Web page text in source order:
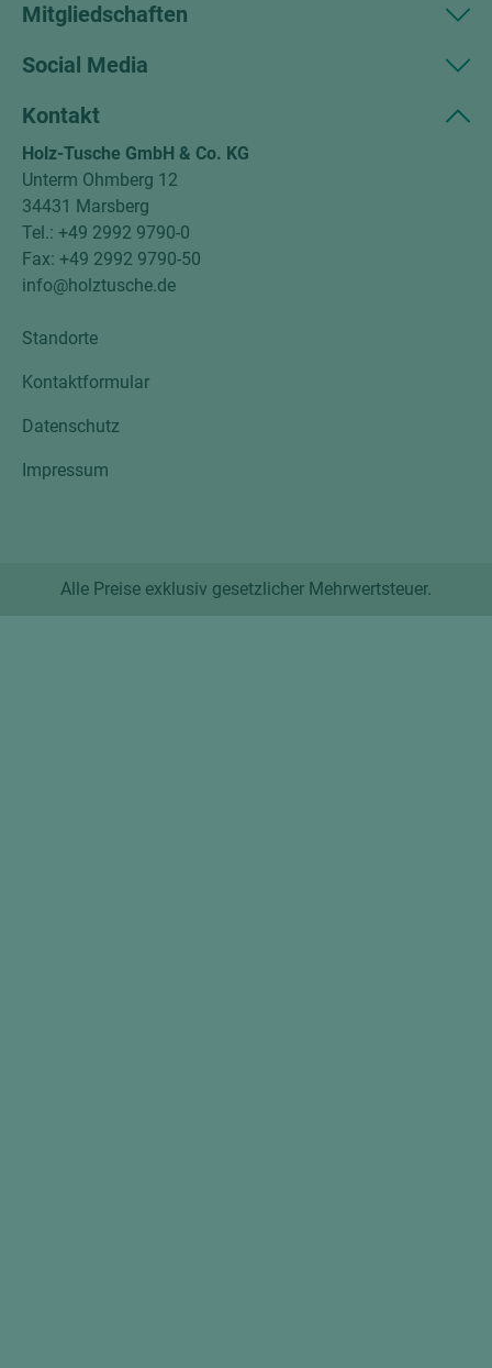
Mitgliedschaften
Social Media
Kontakt
Holz-Tusche GmbH & Co. KG
Unterm Ohmberg 12
34431 Marsberg
Tel.: +49 2992 9790-0
Fax: +49 2992 9790-50
info@holztusche.de
Standorte
Kontaktformular
Datenschutz
Impressum
Alle Preise exklusiv gesetzlicher Mehrwertsteuer.